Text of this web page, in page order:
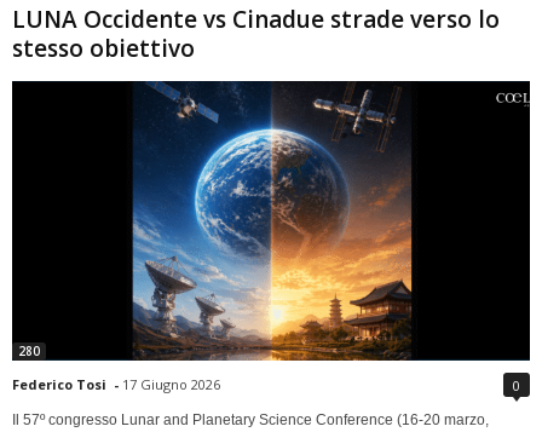
LUNA Occidente vs Cinadue strade verso lo
stesso obiettivo
280
Federico Tosi - 17 Giugno 2026 0
Il 57º congresso Lunar and Planetary Science Conference (16-20 marzo,